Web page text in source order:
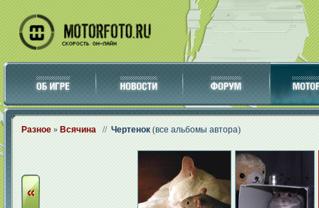
Разное » Всячина // Чертенок (все альбомы автора)